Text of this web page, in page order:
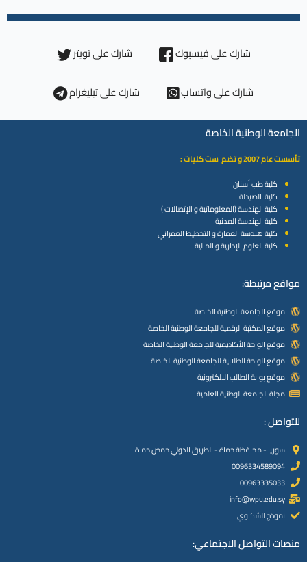
شارك على فيسبوك شارك على تويتر
شارك على واتساب شارك على تيليغرام
الجامعة الوطنية الخاصة
تأسست عام 2007 و تضم ست كليات :
كلية طب أسنان
كلية الصيدلة
كلية الهندسة (المعلوماتية و الإتصالات )
كلية الهندسة المدنية
كلية هندسة العمارة و التخطيط العمراني
كلية العلوم الإدارية و المالية
مواقع مرتبطة:
موقع الجامعة الوطنية الخاصة
موقع المكتبة الرقمية للجامعة الوطنية الخاصة
موقع الواحة الأكاديمية للجامعة الوطنية الخاصة
موقع الواحة الطلابية للجامعة الوطنية الخاصة
موقع بوابة الطالب الالكترونية
مجلة الجامعة الوطنية العلمية
للتواصل :
سوريا - محافظة حماة - الطريق الدولي حمص حماة
0096334589094
00963335033
info@wpu.edu.sy
نموذج للشكاوي
منصات التواصل الاجتماعي: